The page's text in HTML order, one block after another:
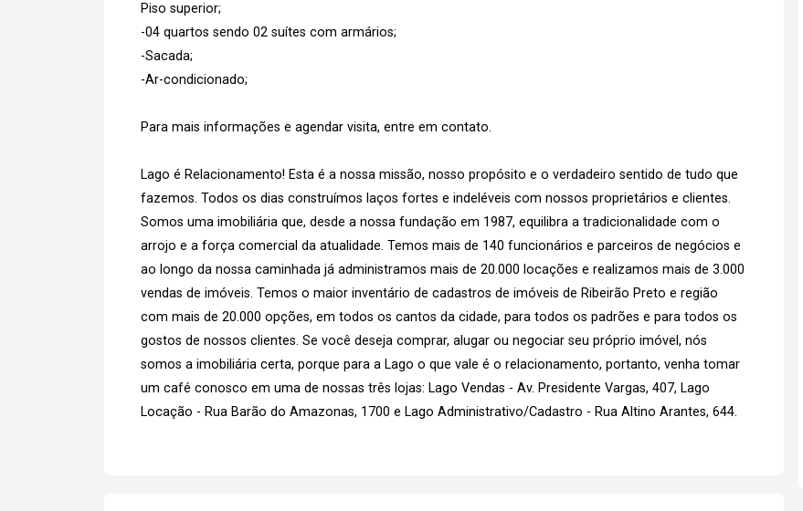
Piso superior;
-04 quartos sendo 02 suítes com armários;
-Sacada;
-Ar-condicionado;
Para mais informações e agendar visita, entre em contato.
Lago é Relacionamento! Esta é a nossa missão, nosso propósito e o verdadeiro sentido de tudo que
fazemos. Todos os dias construímos laços fortes e indeléveis com nossos proprietários e clientes.
Somos uma imobiliária que, desde a nossa fundação em 1987, equilibra a tradicionalidade com o
arrojo e a força comercial da atualidade. Temos mais de 140 funcionários e parceiros de negócios e
ao longo da nossa caminhada já administramos mais de 20.000 locações e realizamos mais de 3.000
vendas de imóveis. Temos o maior inventário de cadastros de imóveis de Ribeirão Preto e região
com mais de 20.000 opções, em todos os cantos da cidade, para todos os padrões e para todos os
gostos de nossos clientes. Se você deseja comprar, alugar ou negociar seu próprio imóvel, nós
somos a imobiliária certa, porque para a Lago o que vale é o relacionamento, portanto, venha tomar
um café conosco em uma de nossas três lojas: Lago Vendas - Av. Presidente Vargas, 407, Lago
Locação - Rua Barão do Amazonas, 1700 e Lago Administrativo/Cadastro - Rua Altino Arantes, 644.